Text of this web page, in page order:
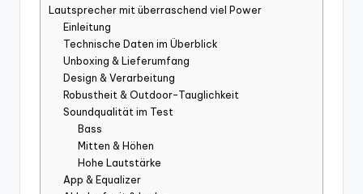
Lautsprecher mit überraschend viel Power
Einleitung
Technische Daten im Überblick
Unboxing & Lieferumfang
Design & Verarbeitung
Robustheit & Outdoor-Tauglichkeit
Soundqualität im Test
Bass
Mitten & Höhen
Hohe Lautstärke
App & Equalizer